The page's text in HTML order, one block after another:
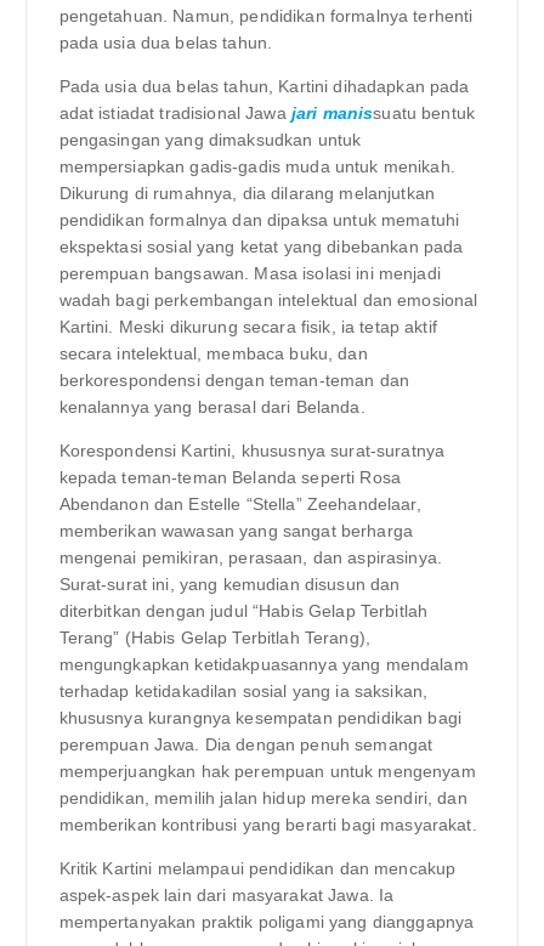
pengetahuan. Namun, pendidikan formalnya terhenti
pada usia dua belas tahun.
Pada usia dua belas tahun, Kartini dihadapkan pada
adat istiadat tradisional Jawa jari manissuatu bentuk
pengasingan yang dimaksudkan untuk
mempersiapkan gadis-gadis muda untuk menikah.
Dikurung di rumahnya, dia dilarang melanjutkan
pendidikan formalnya dan dipaksa untuk mematuhi
ekspektasi sosial yang ketat yang dibebankan pada
perempuan bangsawan. Masa isolasi ini menjadi
wadah bagi perkembangan intelektual dan emosional
Kartini. Meski dikurung secara fisik, ia tetap aktif
secara intelektual, membaca buku, dan
berkorespondensi dengan teman-teman dan
kenalannya yang berasal dari Belanda.
Korespondensi Kartini, khususnya surat-suratnya
kepada teman-teman Belanda seperti Rosa
Abendanon dan Estelle “Stella” Zeehandelaar,
memberikan wawasan yang sangat berharga
mengenai pemikiran, perasaan, dan aspirasinya.
Surat-surat ini, yang kemudian disusun dan
diterbitkan dengan judul “Habis Gelap Terbitlah
Terang” (Habis Gelap Terbitlah Terang),
mengungkapkan ketidakpuasannya yang mendalam
terhadap ketidakadilan sosial yang ia saksikan,
khususnya kurangnya kesempatan pendidikan bagi
perempuan Jawa. Dia dengan penuh semangat
memperjuangkan hak perempuan untuk mengenyam
pendidikan, memilih jalan hidup mereka sendiri, dan
memberikan kontribusi yang berarti bagi masyarakat.
Kritik Kartini melampaui pendidikan dan mencakup
aspek-aspek lain dari masyarakat Jawa. Ia
mempertanyakan praktik poligami yang dianggapnya